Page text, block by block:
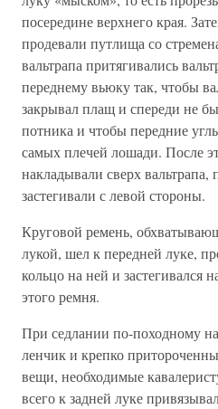
посередине верхнего края.
продевали путлища со
вальтрапа притягивались
переднему вьюку так, чтобы
закрывал плащ и спереди не
потника и чтобы передние
самых плечей лошади. После
накладывали сверх вальтрапа,
застегивали с левой стороны.
Круговой ремень,
лукой, шел к передней луке,
кольцо на ней и застегивался
этого ремня.
При седлании по-походному
ленчик и крепко
вещи, необходимые
всего к задней луке